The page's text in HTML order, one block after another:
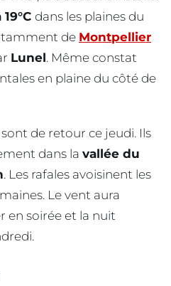
19°C dans les plaines du
de Montpellier
Lunel. Même constat
en plaine du côté de
sont de retour ce jeudi. Ils
dans la vallée du
. Les rafales avoisinent les
Le vent aura
en soirée et la nuit